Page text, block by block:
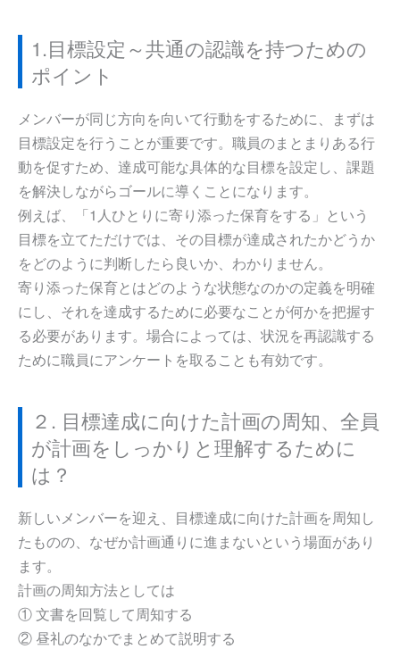
1.目標設定～共通の認識を持つための
ポイント
メンバーが同じ方向を向いて行動をするために、まずは
目標設定を行うことが重要です。職員のまとまりある行
動を促すため、達成可能な具体的な目標を設定し、課題
を解決しながらゴールに導くことになります。
例えば、「1人ひとりに寄り添った保育をする」という
目標を立てただけでは、その目標が達成されたかどうか
をどのように判断したら良いか、わかりません。
寄り添った保育とはどのような状態なのかの定義を明確
にし、それを達成するために必要なことが何かを把握す
る必要があります。場合によっては、状況を再認識する
ために職員にアンケートを取ることも有効です。
２. 目標達成に向けた計画の周知、全員
が計画をしっかりと理解するために
は？
新しいメンバーを迎え、目標達成に向けた計画を周知し
たものの、なぜか計画通りに進まないという場面があり
ます。
計画の周知方法としては
① 文書を回覧して周知する
② 昼礼のなかでまとめて説明する